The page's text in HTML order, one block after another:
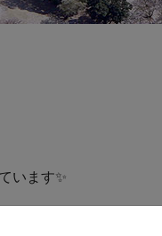
います✨